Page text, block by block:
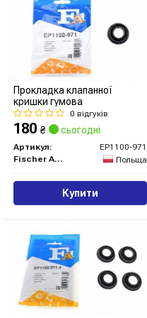
Прокладка клапанної
кришки гумова
0 відгуків
180 ₴ сьогодні
Артикул:
EP1100-971
Fischer Automotive One (FA1)
Польща
Купити